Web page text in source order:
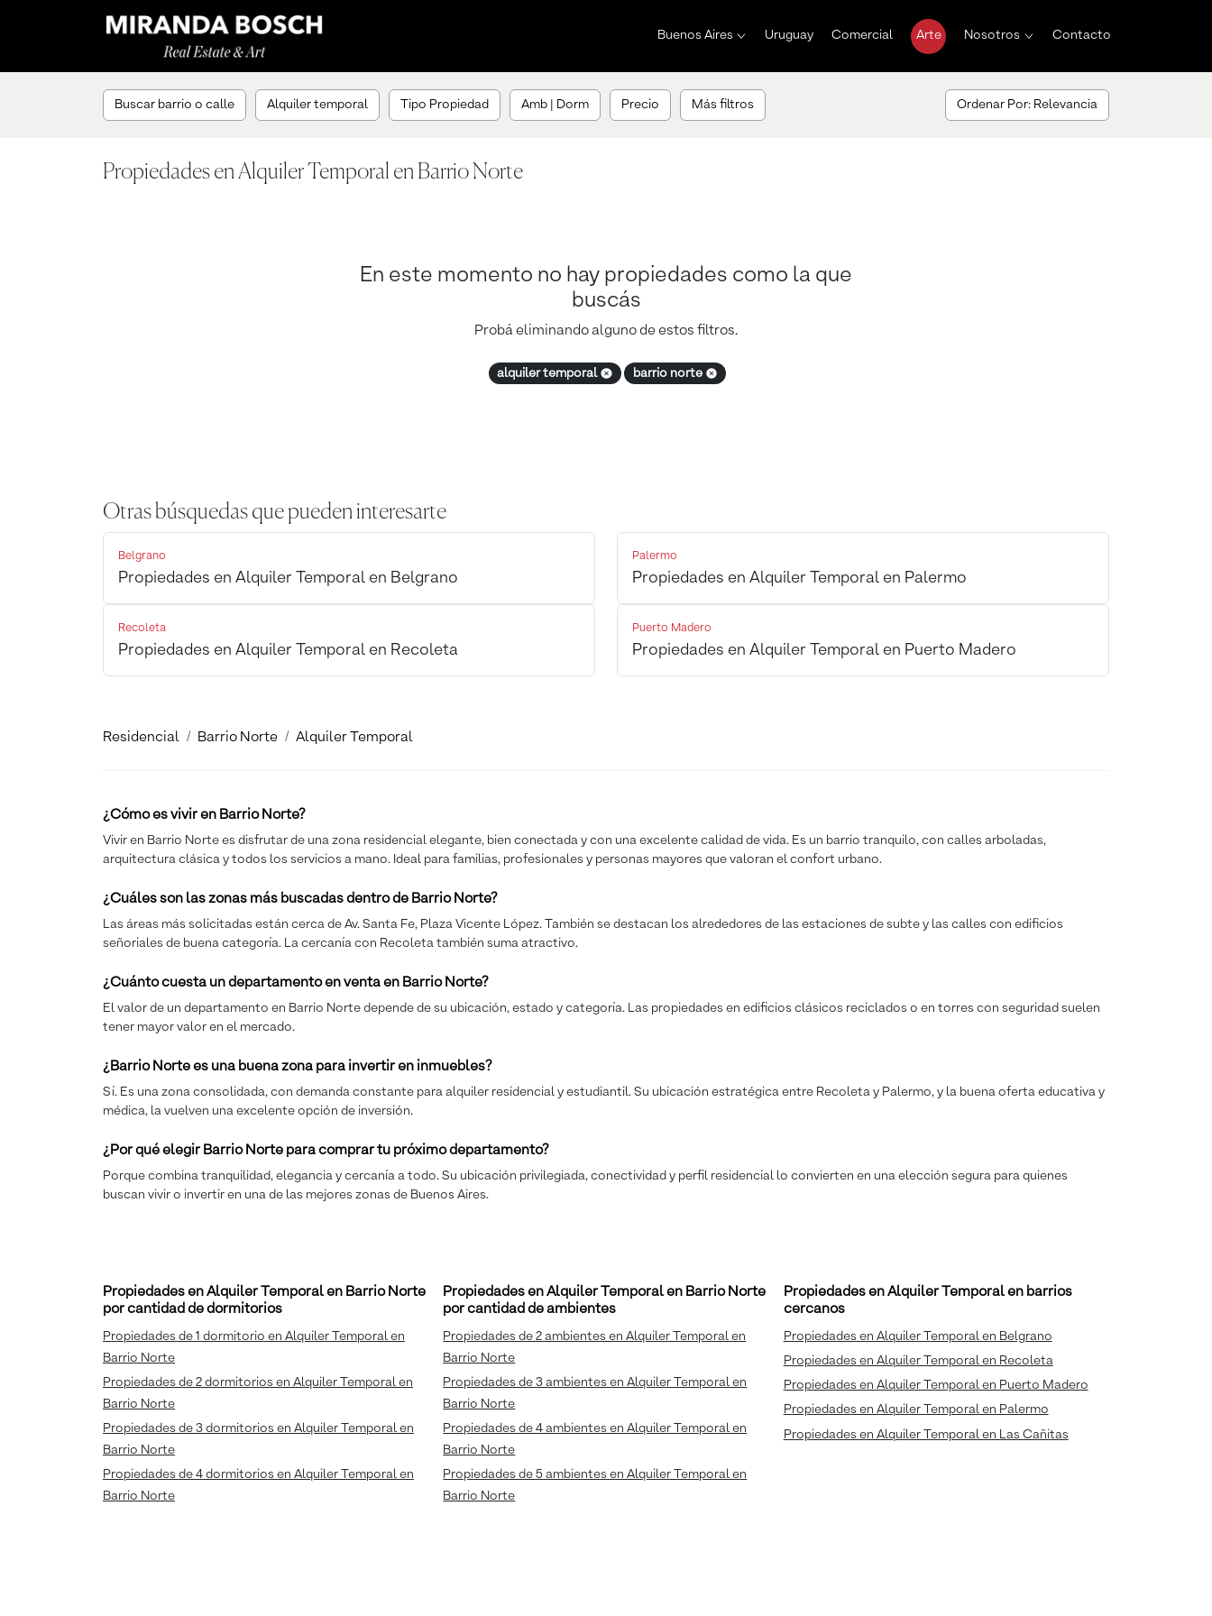
Buenos Aires Uruguay Comercial Arte Nosotros Contacto
Buscar barrio o calle Alquiler temporal Tipo Propiedad Amb | Dorm Precio Más filtros Ordenar Por: Relevancia
Propiedades en Alquiler Temporal en Barrio Norte
En este momento no hay propiedades como la que
buscás
Probá eliminando alguno de estos filtros.
alquiler temporal barrio norte
Otras búsquedas que pueden interesarte
Belgrano
Propiedades en Alquiler Temporal en Belgrano
Palermo
Propiedades en Alquiler Temporal en Palermo
Recoleta
Propiedades en Alquiler Temporal en Recoleta
Puerto Madero
Propiedades en Alquiler Temporal en Puerto Madero
Residencial Barrio Norte Alquiler Temporal
¿Cómo es vivir en Barrio Norte?
Vivir en Barrio Norte es disfrutar de una zona residencial elegante, bien conectada y con una excelente calidad de vida. Es un barrio tranquilo, con calles arboladas,
arquitectura clásica y todos los servicios a mano. Ideal para familias, profesionales y personas mayores que valoran el confort urbano.
¿Cuáles son las zonas más buscadas dentro de Barrio Norte?
Las áreas más solicitadas están cerca de Av. Santa Fe, Plaza Vicente López. También se destacan los alrededores de las estaciones de subte y las calles con edificios
señoriales de buena categoría. La cercanía con Recoleta también suma atractivo.
¿Cuánto cuesta un departamento en venta en Barrio Norte?
El valor de un departamento en Barrio Norte depende de su ubicación, estado y categoría. Las propiedades en edificios clásicos reciclados o en torres con seguridad suelen
tener mayor valor en el mercado.
¿Barrio Norte es una buena zona para invertir en inmuebles?
Sí. Es una zona consolidada, con demanda constante para alquiler residencial y estudiantil. Su ubicación estratégica entre Recoleta y Palermo, y la buena oferta educativa y
médica, la vuelven una excelente opción de inversión.
¿Por qué elegir Barrio Norte para comprar tu próximo departamento?
Porque combina tranquilidad, elegancia y cercanía a todo. Su ubicación privilegiada, conectividad y perfil residencial lo convierten en una elección segura para quienes
buscan vivir o invertir en una de las mejores zonas de Buenos Aires.
Propiedades en Alquiler Temporal en Barrio Norte
por cantidad de dormitorios
Propiedades de 1 dormitorio en Alquiler Temporal en
Barrio Norte
Propiedades de 2 dormitorios en Alquiler Temporal en
Barrio Norte
Propiedades de 3 dormitorios en Alquiler Temporal en
Barrio Norte
Propiedades de 4 dormitorios en Alquiler Temporal en
Barrio Norte
Propiedades en Alquiler Temporal en Barrio Norte
por cantidad de ambientes
Propiedades de 2 ambientes en Alquiler Temporal en
Barrio Norte
Propiedades de 3 ambientes en Alquiler Temporal en
Barrio Norte
Propiedades de 4 ambientes en Alquiler Temporal en
Barrio Norte
Propiedades de 5 ambientes en Alquiler Temporal en
Barrio Norte
Propiedades en Alquiler Temporal en barrios
cercanos
Propiedades en Alquiler Temporal en Belgrano
Propiedades en Alquiler Temporal en Recoleta
Propiedades en Alquiler Temporal en Puerto Madero
Propiedades en Alquiler Temporal en Palermo
Propiedades en Alquiler Temporal en Las Cañitas